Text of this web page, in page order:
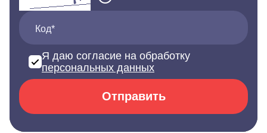
Код*
Я даю согласие на обработку
персональных данных
Отправить